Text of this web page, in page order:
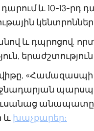
և 10-13-րդ
և դպրոցով,
և խաչքարեր։